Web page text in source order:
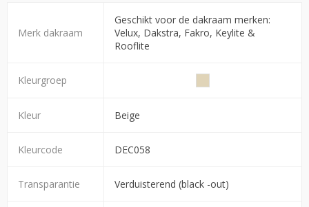
Merk dakraam
Geschikt voor de dakraam merken:
Velux, Dakstra, Fakro, Keylite &
Rooflite
Kleurgroep
Kleur Beige
Kleurcode DEC058
Transparantie Verduisterend (black -out)